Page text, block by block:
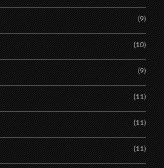
(9)
(10)
(9)
(11)
(11)
(11)